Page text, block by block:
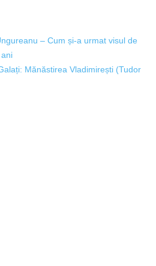
– Cum și-a urmat visul de
Mănăstirea Vladimirești (Tudor